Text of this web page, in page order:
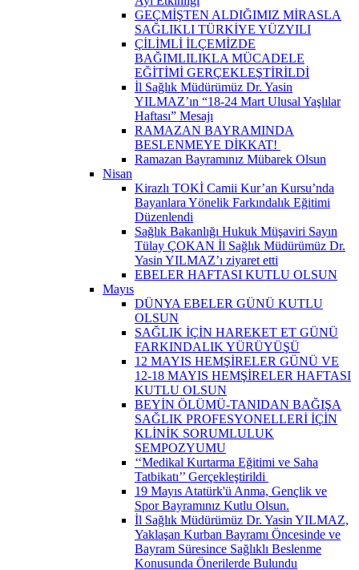
GEÇMİŞTEN ALDIĞIMIZ MİRASLA
SAĞLIKLI TÜRKİYE YÜZYILI
ÇİLİMLİ İLÇEMİZDE
BAĞIMLILIKLA MÜCADELE
EĞİTİMİ GERÇEKLEŞTİRİLDİ
İl Sağlık Müdürümüz Dr. Yasin
YILMAZ’ın “18-24 Mart Ulusal Yaşlılar
Haftası” Mesajı
RAMAZAN BAYRAMINDA
BESLENMEYE DİKKAT! ​
Ramazan Bayramınız Mübarek Olsun
Nisan
Kirazlı TOKİ Camii Kur’an Kursu’nda
Bayanlara Yönelik Farkındalık Eğitimi
Düzenlendi
Sağlık Bakanlığı Hukuk Müşaviri Sayın
Tülay ÇOKAN İl Sağlık Müdürümüz Dr.
Yasin YILMAZ’ı ziyaret etti
EBELER HAFTASI KUTLU OLSUN
Mayıs
DÜNYA EBELER GÜNÜ KUTLU
OLSUN
SAĞLIK İÇİN HAREKET ET GÜNÜ
FARKINDALIK YÜRÜYÜŞÜ
12 MAYIS HEMŞİRELER GÜNÜ VE
12-18 MAYIS HEMŞİRELER HAFTASI
KUTLU OLSUN
BEYİN ÖLÜMÜ-TANIDAN BAĞIŞA
SAĞLIK PROFESYONELLERİ İÇİN
KLİNİK SORUMLULUK
SEMPOZYUMU
‘‘Medikal Kurtarma Eğitimi ve Saha
Tatbikatı’’ Gerçekleştirildi ​
19 Mayıs Atatürk'ü Anma, Gençlik ve
Spor Bayramınız Kutlu Olsun.
İl Sağlık Müdürümüz Dr. Yasin YILMAZ,
Yaklaşan Kurban Bayramı Öncesinde ve
Bayram Süresince Sağlıklı Beslenme
Konusunda Önerilerde Bulundu